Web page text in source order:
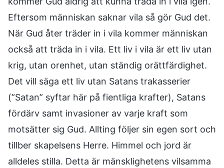
Eftersom människan saknar vila så gör Gud det.
När Gud åter träder in i vila kommer människan
också att träda in i vila. Ett liv i vila är ett liv utan
krig, utan orenhet, utan ständig orättfärdighet.
Det vill säga ett liv utan Satans trakasserier
(”Satan” syftar här på fientliga krafter), Satans
fördärv samt invasioner av varje kraft som
motsätter sig Gud. Allting följer sin egen sort och
tillber skapelsens Herre. Himmel och jord är
alldeles stilla. Detta är mänsklighetens vilsamma